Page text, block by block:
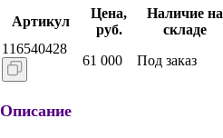
Артикул
Цена,
руб.
Наличие на
складе
116540428
61 000 Под заказ
Описание